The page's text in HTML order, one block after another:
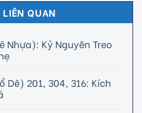
QUAN
Nhựa): Kỷ Nguyên Treo
Dê) 201, 304, 316: Kích